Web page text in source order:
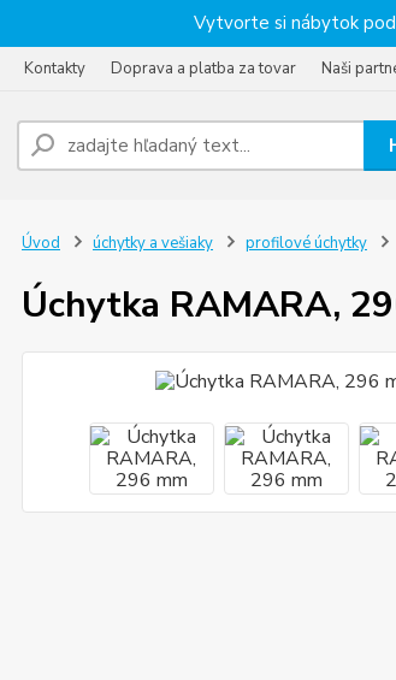
Vytvorte si nábytok
Kontakty Doprava a platba za tovar Naši
Úvod úchytky a vešiaky profilové úchytky
Úchytka RAMARA,